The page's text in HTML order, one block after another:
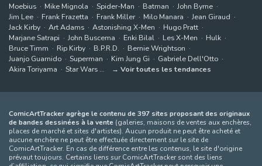
Moebius Mike Mignola Spider-Man Batman
John Byrne
Jim Lee
Frank Frazetta Frank Miller Milo Manara
Jean Giraud
Jack Kirby
Art Adams Astonishing X-Men
Hugo Pratt
Marjane Satrapi
John Buscema Enki Bilal Les X-Men
Hulk
Bruce Timm
Rip Kirby B.P.R.D.
Bernie Wrightson
Juanjo Guarnido
Superman Kim Jung Gi
Gabriele Dell'Otto
Akira Toriyama
Star Wars Voir toutes les tendances
ComicArtTracker agrège le contenu de 397 sites proposant des originaux
de bandes dessinées à la vente (galeries, maisons de ventes aux enchères,
places de marché et sites d'artistes). Aucun produit ne peut être acheté et
aucune enchère ne peut être effectuée directement sur le site de
ComicArtTracker. En cas de différence entre les contenus, le site d'origine
prévaut toujours. Certains liens sur ComicArtTracker sont des liens